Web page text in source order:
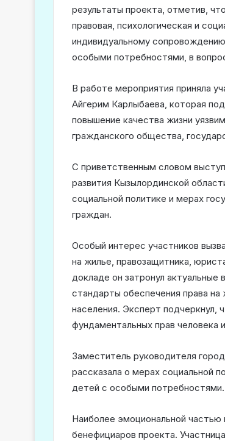
результаты проекта, отметив,
правовая, психологическая и
индивидуальному
особыми потребностями, в
В работе мероприятия приняла
Айгерим Карлыбаева, которая
повышение качества жизни
гражданского общества,
С приветственным словом
развития Кызылординской
социальной политике и мерах
граждан.
Особый интерес участников
на жилье, правозащитника,
докладе он затронул
стандарты обеспечения права
населения. Эксперт подчеркнул,
фундаментальных прав человека
Заместитель руководителя
рассказала о мерах социальной
детей с особыми потребностями.
Наиболее эмоциональной частью
бенефициаров проекта.